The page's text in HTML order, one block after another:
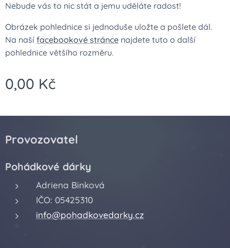
Nebude vás to nic stát a jemu uděláte radost!
Obrázek pohlednice si jednoduše uložte a pošlete dál.
Na naší facebookové stránce najdete tuto o další
pohlednice většího rozměru.
0,00 Kč
Provozovatel
Pohádkové dárky
Adriena Binková
IČO: 05425310
info@pohadkovedarky.cz